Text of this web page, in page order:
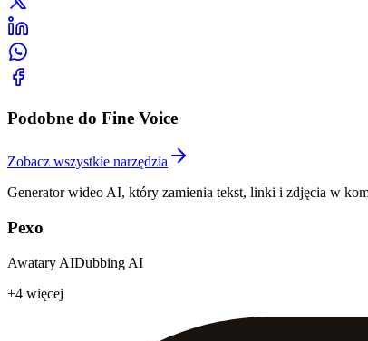
Podobne do Fine Voice
Zobacz wszystkie narzędzia
Generator wideo AI, który zamienia tekst, linki i zdjęcia w
Pexo
Awatary AIDubbing AI
+4 więcej